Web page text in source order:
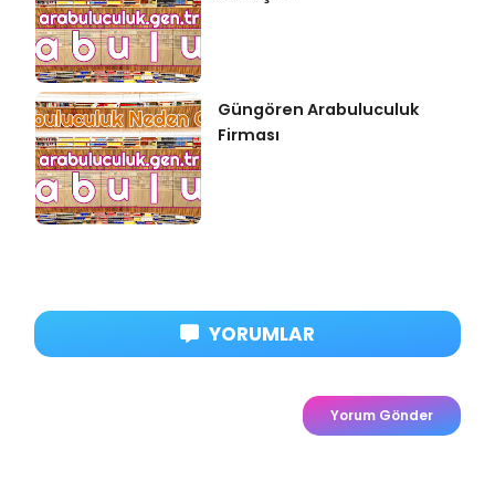
Güngören Arabuluculuk
Firması
YORUMLAR
Yorum Gönder